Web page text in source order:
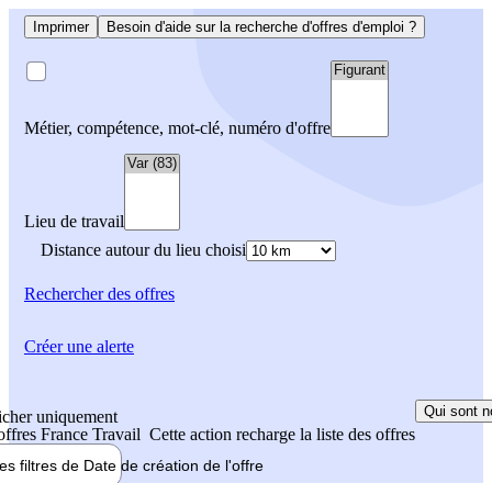
Imprimer Besoin d'aide sur la recherche d'offres d'emploi ?
Métier, compétence, mot-clé, numéro d'offre
Lieu de travail
Distance autour du lieu choisi
Rechercherdes offres
uniquement
France Travail Cette action recharge la liste des offres
Qui sont
filtres de Date de création de l'offre
Créer une alerte